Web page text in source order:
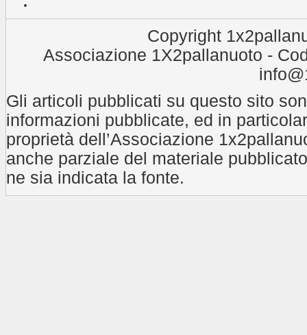
Copyright
Associazione 1X2pallanuoto -
Gli articoli pubblicati su questo sito
informazioni pubblicate, ed in
proprietà dell’Associazione
anche parziale del materiale
ne sia indicata la fonte.